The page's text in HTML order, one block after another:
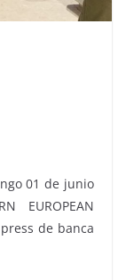
01 de junio
EUROPEAN
de banca